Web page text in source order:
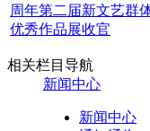
周年第二届新文艺群
优秀作品展收官
相关栏目导航
新闻中心
新闻中心